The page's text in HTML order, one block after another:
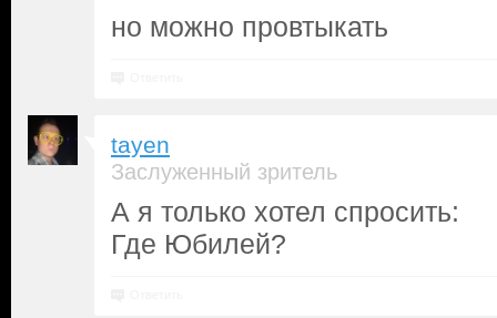
но можно провтыкать
tayen
Заслуженный зритель
А я только хотел спросить:
Где Юбилей?